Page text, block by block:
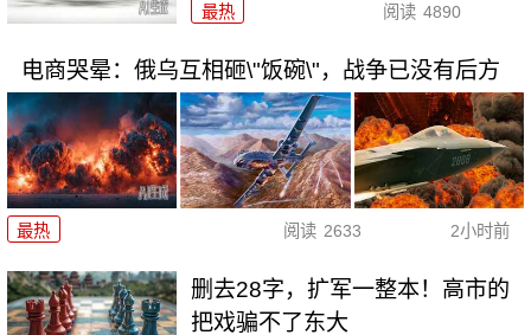
最热 阅读 4890
电商哭晕：俄乌互相砸\"饭碗\"，战争已没有后方
最热 阅读 2633 2小时前
删去28字，扩军一整本！高市的
把戏骗不了东大